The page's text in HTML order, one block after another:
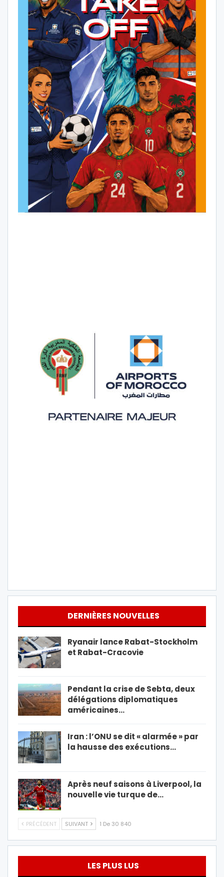
DERNIÈRES NOUVELLES
Ryanair lance Rabat-Stockholm
et Rabat-Cracovie
Pendant la crise de Sebta, deux
délégations diplomatiques
américaines…
Iran : l’ONU se dit « alarmée » par
la hausse des exécutions…
Après neuf saisons à Liverpool, la
nouvelle vie turque de…
PRÉCÉDENT SUIVANT 1 De 30 840
LES PLUS LUS